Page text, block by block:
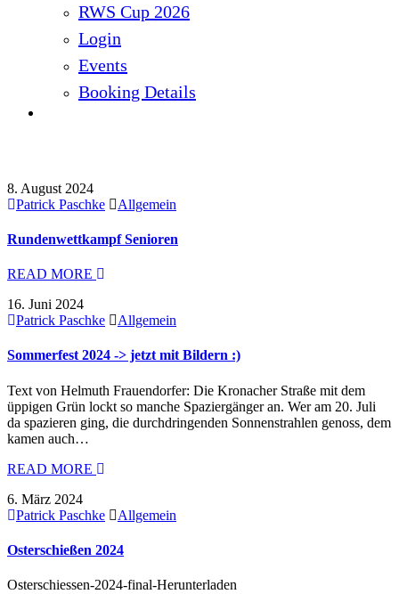
RWS Cup 2026
Login
Events
Booking Details
8. August 2024
Patrick Paschke
Allgemein
Rundenwettkampf Senioren
READ MORE
16. Juni 2024
Patrick Paschke
Allgemein
Sommerfest 2024 -> jetzt mit Bildern :)
Text von Helmuth Frauendorfer: Die Kronacher Straße mit dem
üppigen Grün lockt so manche Spaziergänger an. Wer am 20. Juli
da spazieren ging, die durchdringenden Sonnenstrahlen genoss, dem
kamen auch…
READ MORE
6. März 2024
Patrick Paschke
Allgemein
Osterschießen 2024
Osterschiessen-2024-final-Herunterladen